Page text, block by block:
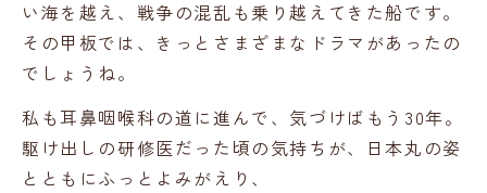
い海を越え、戦争の混乱も乗り越えてきた船です。
その甲板では、きっとさまざまなドラマがあったの
でしょうね。
私も耳鼻咽喉科の道に進んで、気づけばもう30年。
駆け出しの研修医だった頃の気持ちが、日本丸の姿
とともにふっとよみがえり、